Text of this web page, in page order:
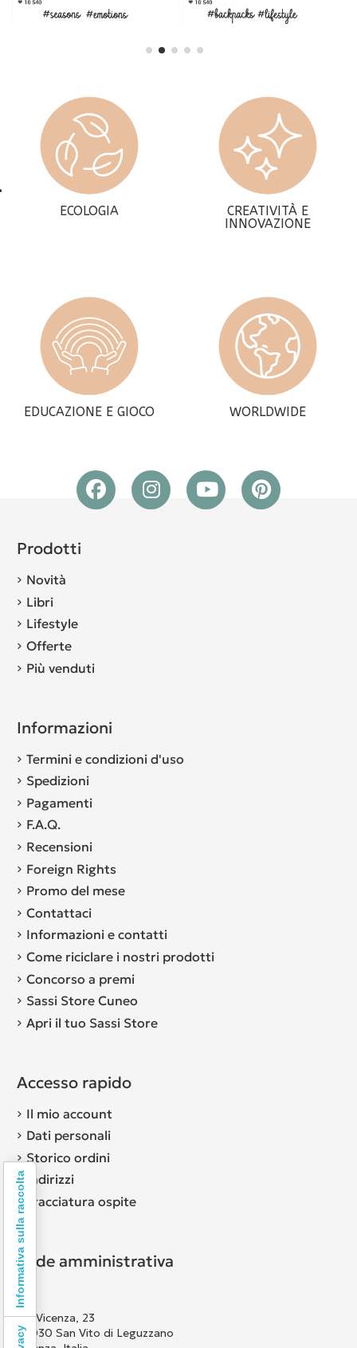
ECOLOGIA
CREATIVITÀ E
INNOVAZIONE
EDUCAZIONE E GIOCO WORLDWIDE
Prodotti
Novità
Libri
Lifestyle
Offerte
Più venduti
Informazioni
Termini e condizioni d'uso
Spedizioni
Pagamenti
F.A.Q.
Recensioni
Foreign Rights
Promo del mese
Contattaci
Informazioni e contatti
Come riciclare i nostri prodotti
Concorso a premi
Sassi Store Cuneo
Apri il tuo Sassi Store
Accesso rapido
Il mio account
Dati personali
Storico ordini
Indirizzi
Tracciatura ospite
Sede amministrativa
Via Vicenza, 23
36030 San Vito di Leguzzano
Informativa sulla raccolta